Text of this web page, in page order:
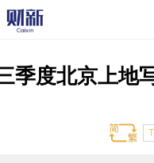
季度北京上地